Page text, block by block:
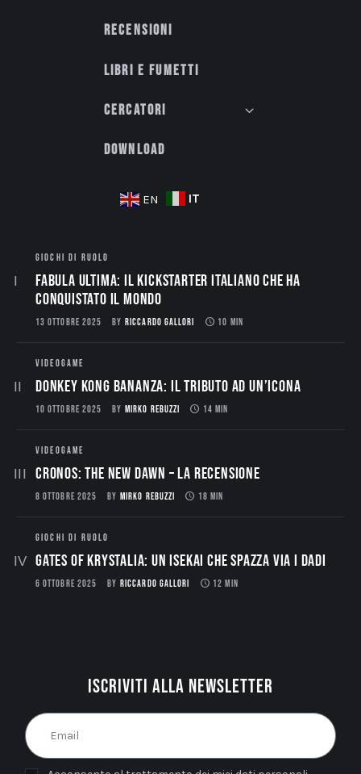
Recensioni
Libri e fumetti
Cercatori
Download
EN IT
GIOCHI DI RUOLO
Fabula Ultima: il Kickstarter italiano che ha
conquistato il mondo
13 OTTOBRE 2025 BY RICCARDO GALLORI 10 MIN
VIDEOGAME
Donkey Kong Bananza: Il Tributo ad un’Icona
10 OTTOBRE 2025 BY MIRKO REBUZZI 14 MIN
VIDEOGAME
CRONOS: THE NEW DAWN – La Recensione
8 OTTOBRE 2025 BY MIRKO REBUZZI 18 MIN
GIOCHI DI RUOLO
Gates of Krystalia: Un Isekai che spazza via i dadi
6 OTTOBRE 2025 BY RICCARDO GALLORI 12 MIN
Iscriviti alla newsletter